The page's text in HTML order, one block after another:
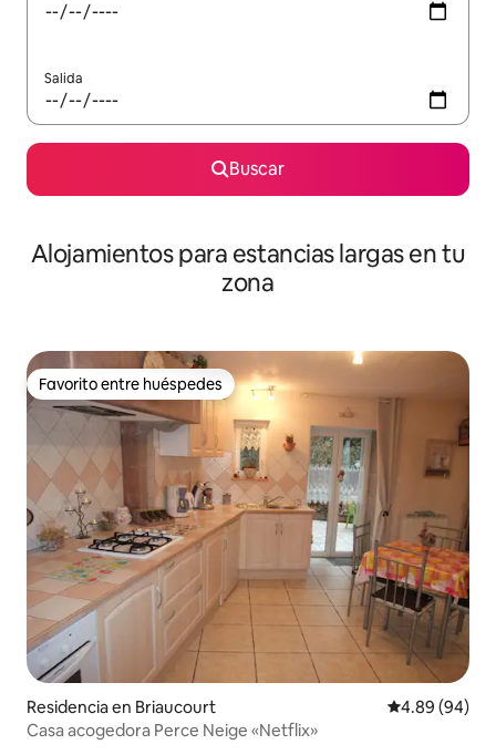
Salida
Buscar
Alojamientos para estancias largas en tu
zona
Favorito entre huéspedes
Favorito entre huéspedes
Residencia en Briaucourt Calificación
4.89 (94)
Casa acogedora Perce Neige «Netflix»